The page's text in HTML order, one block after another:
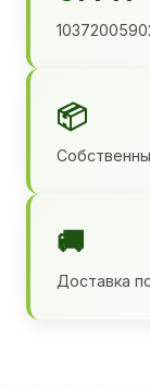
📦
🚚
Доставка